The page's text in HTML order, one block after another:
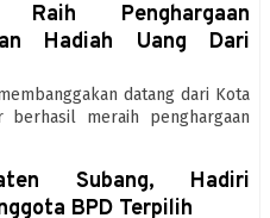
Penghargaan
Hadiah Uang Dari
datang dari Kota
berhasil meraih penghargaan
Subang, Hadiri
BPD Terpilih